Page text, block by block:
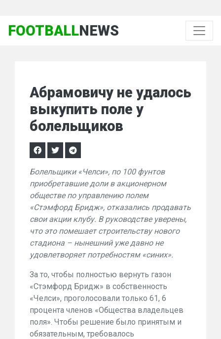
FOOTBALLNEWS
Абрамовичу не удалось
выкупить поле у
болельщиков
Болельщики «Челси», по 100 фунтов
приобретавшие доли в акционерном
обществе по управлению полем
«Стэмфорд Бридж», отказались продавать
свои акции клубу. В руководстве уверены,
что это помешает строительству нового
стадиона – нынешний уже давно не
удовлетворяет потребностям «синих».
За то, чтобы полностью вернуть газон
«Стэмфорд Бридж» в собственность
«Челси», проголосовали только 61, 6
процента членов «Общества владельцев
поля». Чтобы решение было принятым и
обязательным, требовалось